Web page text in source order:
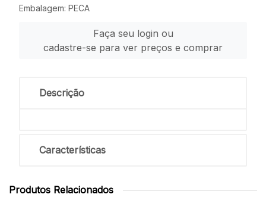
Embalagem: PECA
Faça seu login ou
cadastre-se para ver preços e comprar
Descrição
Características
Produtos Relacionados